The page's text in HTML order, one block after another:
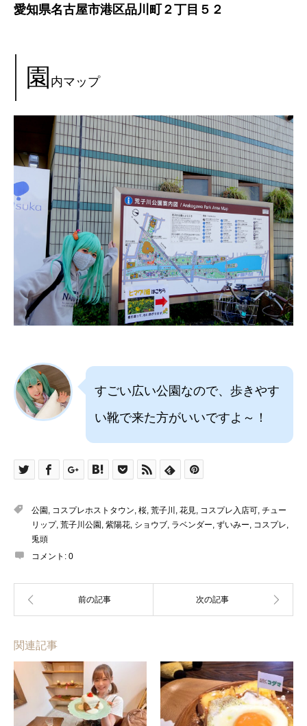
愛知県名古屋市港区品川町２丁目５２
園 内マップ
すごい広い公園なので、歩きやす
い靴で来た方がいいですよ～！
公園 コスプレホストタウン 桜 荒子川 花見 コスプレ入店可 チュー
リップ, 荒子川公園 紫陽花 ショウブ ラベンダー ずいみー コスプレ
兎頭
コメント: 0
関連記事